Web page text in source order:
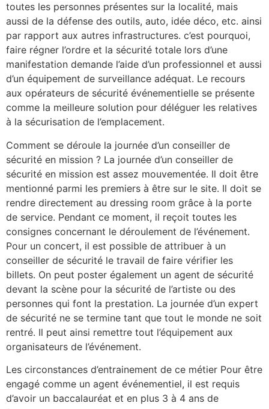
toutes les personnes présentes sur la localité, mais
aussi de la défense des outils, auto, idée déco, etc. ainsi
par rapport aux autres infrastructures. c’est pourquoi,
faire régner l’ordre et la sécurité totale lors d’une
manifestation demande l’aide d’un professionnel et aussi
d’un équipement de surveillance adéquat. Le recours
aux opérateurs de sécurité événementielle se présente
comme la meilleure solution pour déléguer les relatives
à la sécurisation de l’emplacement.
Comment se déroule la journée d’un conseiller de
sécurité en mission ? La journée d’un conseiller de
sécurité en mission est assez mouvementée. Il doit être
mentionné parmi les premiers à être sur le site. Il doit se
rendre directement au dressing room grâce à la porte
de service. Pendant ce moment, il reçoit toutes les
consignes concernant le déroulement de l’événement.
Pour un concert, il est possible de attribuer à un
conseiller de sécurité le travail de faire vérifier les
billets. On peut poster également un agent de sécurité
devant la scène pour la sécurité de l’artiste ou des
personnes qui font la prestation. La journée d’un expert
de sécurité ne se termine tant que tout le monde ne soit
rentré. Il peut ainsi remettre tout l’équipement aux
organisateurs de l’événement.
Les circonstances d’entrainement de ce métier Pour être
engagé comme un agent événementiel, il est requis
d’avoir un baccalauréat et en plus 3 à 4 ans de